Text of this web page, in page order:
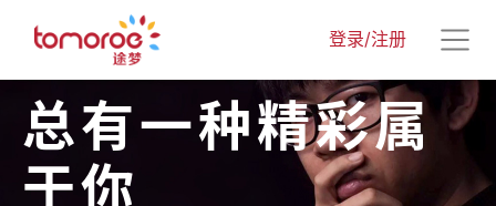
登录/注册
总有一种精彩属
于你